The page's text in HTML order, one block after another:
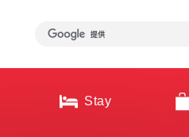
Stay